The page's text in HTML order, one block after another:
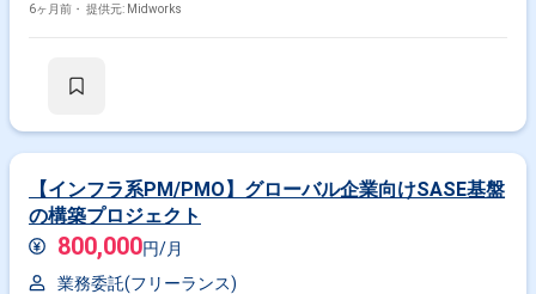
出する業務に従事します。 【作業内容】 ・SQLを用いたデータ抽出業務
6ヶ月前・ 提供元: Midworks
【インフラ系PM/PMO】グローバル企業向けSASE基盤
の構築プロジェクト
800,000円/月
業務委託(フリーランス)